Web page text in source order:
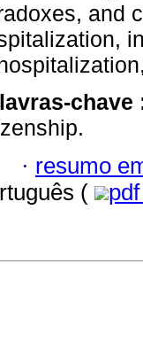
and
chave
· resumo
(
pdf